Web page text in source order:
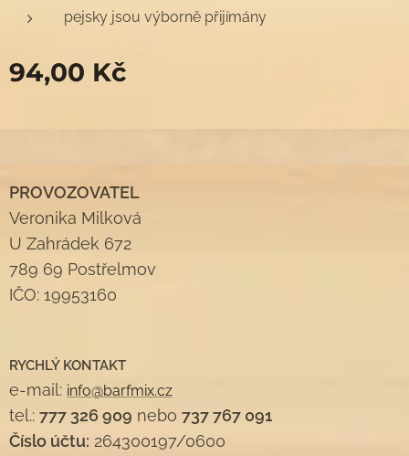
pejsky jsou výborně přijímány
94,00 Kč
PROVOZOVATEL
Veronika Milková
U Zahrádek 672
789 69 Postřelmov
IČO: 19953160
RYCHLÝ KONTAKT
e-mail: info@barfmix.cz
tel.: 777 326 909 nebo 737 767 091
Číslo účtu: 264300197/0600